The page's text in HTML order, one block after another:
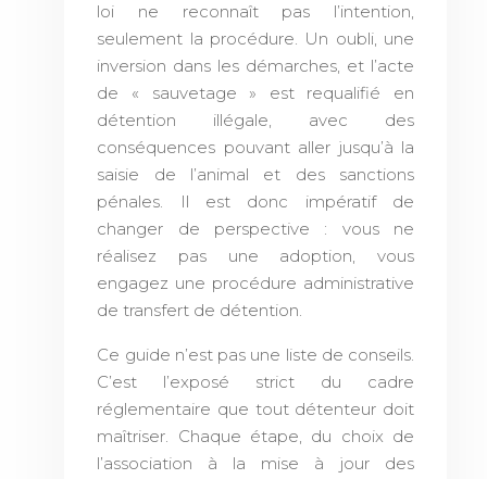
loi ne reconnaît pas l’intention,
seulement la procédure. Un oubli, une
inversion dans les démarches, et l’acte
de « sauvetage » est requalifié en
détention illégale, avec des
conséquences pouvant aller jusqu’à la
saisie de l’animal et des sanctions
pénales. Il est donc impératif de
changer de perspective : vous ne
réalisez pas une adoption, vous
engagez une procédure administrative
de transfert de détention.
Ce guide n’est pas une liste de conseils.
C’est l’exposé strict du cadre
réglementaire que tout détenteur doit
maîtriser. Chaque étape, du choix de
l’association à la mise à jour des